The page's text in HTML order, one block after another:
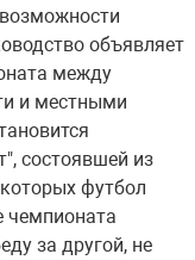
объявляет
между
и местными
состоявшей из
футбол
чемпионата
за другой, не